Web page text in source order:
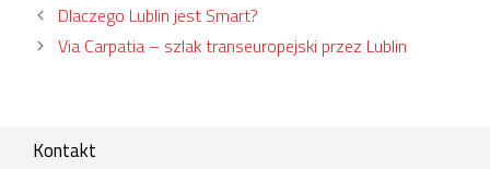
Dlaczego Lublin jest Smart?
Via Carpatia – szlak transeuropejski przez Lublin
Kontakt